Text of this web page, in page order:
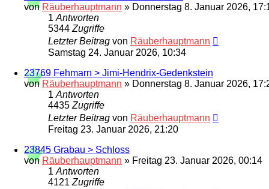
von Räuberhauptmann » Donnerstag 8. Januar 2026,
1 Antworten
5344 Zugriffe
Letzter Beitrag von Räuberhauptmann
Samstag 24. Januar 2026, 10:34
23769 Fehmarn > Jimi-Hendrix-Gedenkstein
von Räuberhauptmann » Donnerstag 8. Januar 2026,
1 Antworten
4435 Zugriffe
Letzter Beitrag von Räuberhauptmann
Freitag 23. Januar 2026, 21:20
23845 Grabau > Schloss
von Räuberhauptmann » Freitag 23. Januar 2026, 00:14
1 Antworten
4121 Zugriffe